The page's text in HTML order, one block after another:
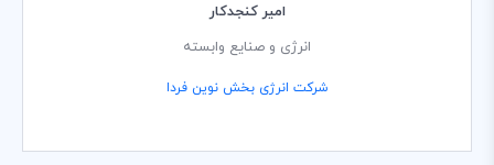
امیر کنجدکار
انرژی و صنایع وابسته
شرکت انرژی بخش نوین فردا